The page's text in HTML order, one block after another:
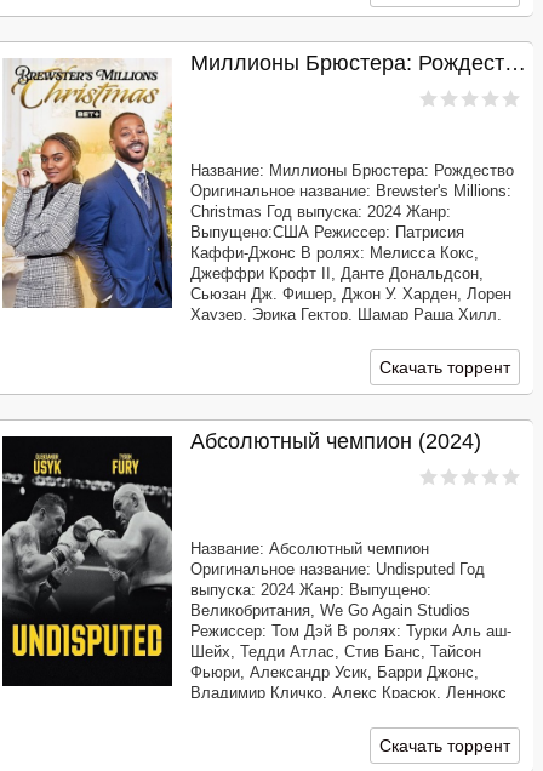
Миллионы Брюстера: Рождество (2024)
Название: Миллионы Брюстера: Рождество
Оригинальное название: Brewster's Millions:
Christmas Год выпуска: 2024 Жанр:
Выпущено:США Режиссер: Патрисия
Каффи-Джонс В ролях: Мелисса Кокс,
Джеффри Крофт II, Данте Дональдсон,
Сьюзан Дж. Фишер, Джон У. Харден, Лорен
Хаузер, Эрика Гектор, Шамар Раша Хилл,
01:41:15 Перевод: Профессиональный
многоголосый ["Синема УС"]Скачать торрент
Абсолютный чемпион (2024)
Название: Абсолютный чемпион
Оригинальное название: Undisputed Год
выпуска: 2024 Жанр: Выпущено:
Великобритания, We Go Again Studios
Режиссер: Том Дэй В ролях: Турки Аль аш-
Шейх, Тедди Атлас, Стив Банс, Тайсон
Фьюри, Александр Усик, Барри Джонс,
Владимир Кличко, Алекс Красюк, Леннокс
Перевод: Профессиональный многоголосый
[1win Studio] Качество: WEBRip 1080p
Скачать торрент